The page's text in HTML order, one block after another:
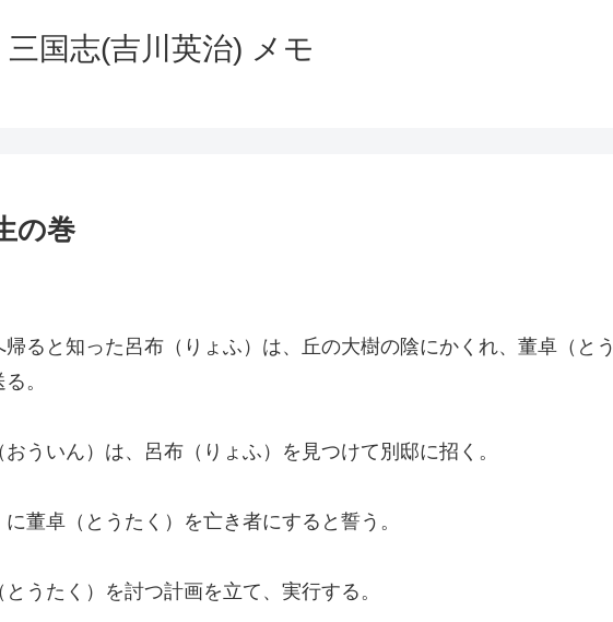
三国志(吉川英治) メモ
の巻
ると知った呂布（りょふ）は、丘の大樹の陰にかくれ、董卓（とう
。
ういん）は、呂布（りょふ）を見つけて別邸に招く。
董卓（とうたく）を亡き者にすると誓う。
うたく）を討つ計画を立て、実行する。